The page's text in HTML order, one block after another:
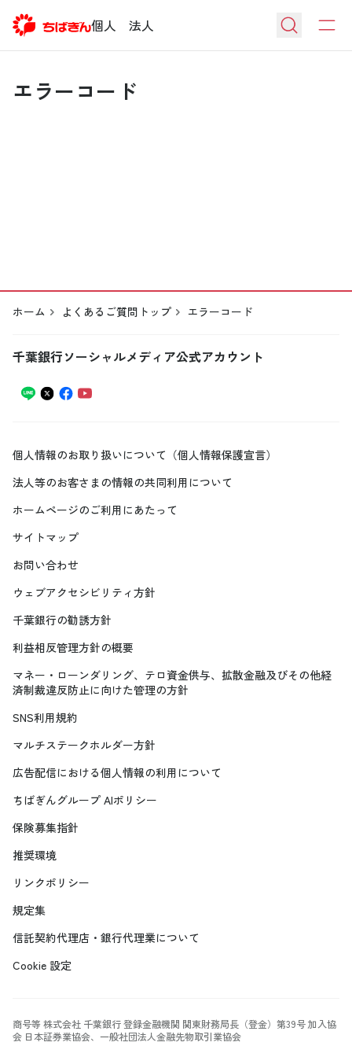
個人 法人
エラーコード
ホーム よくあるご質問トップ エラーコード
千葉銀行ソーシャルメディア公式アカウント
個人情報のお取り扱いについて（個人情報保護宣言）
法人等のお客さまの情報の共同利用について
ホームページのご利用にあたって
サイトマップ
お問い合わせ
ウェブアクセシビリティ方針
千葉銀行の勧誘方針
利益相反管理方針の概要
マネー・ローンダリング、テロ資金供与、拡散金融及びその他経
済制裁違反防止に向けた管理の方針
SNS利用規約
マルチステークホルダー方針
広告配信における個人情報の利用について
ちばぎんグループ AIポリシー
保険募集指針
推奨環境
リンクポリシー
規定集
信託契約代理店・銀行代理業について
Cookie 設定
商号等 株式会社 千葉銀行 登録金融機関 関東財務局長（登金）第39号 加入協
会 日本証券業協会、一般社団法人金融先物取引業協会